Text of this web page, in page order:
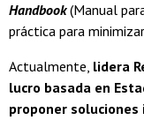
Handbook(Manual
práctica para
Actualmente, lidera
lucro basada en
proponer